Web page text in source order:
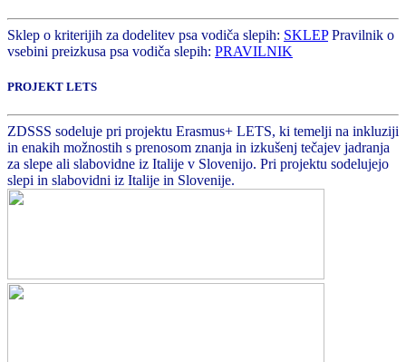
Sklep o kriterijih za dodelitev psa vodiča slepih: SKLEPPravilnik o
vsebini preizkusa psa vodiča slepih: PRAVILNIK
PROJEKT LETS
ZDSSS sodeluje pri projektu Erasmus+ LETS, ki temelji na inkluziji
in enakih možnostih s prenosom znanja in izkušenj tečajev jadranja
za slepe ali slabovidne iz Italije v Slovenijo. Pri projektu sodelujejo
slepi in slabovidni iz Italije in Slovenije.